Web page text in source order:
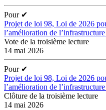
Pour ✔
Projet de loi 98, Loi de 2026
l’amélioration de
Vote de la troisième lecture
14 mai 2026
Pour ✔
Projet de loi 98, Loi de 2026
l’amélioration de
Clôture de la troisième lecture
14 mai 2026